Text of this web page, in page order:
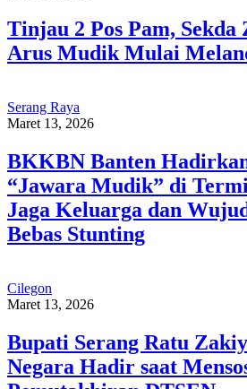
Tinjau 2 Pos Pam, Sekda
Arus Mudik Mulai
Serang Raya
Maret 13, 2026
BKKBN Banten
“Jawara Mudik” di
Jaga Keluarga dan
Bebas Stunting
Cilegon
Maret 13, 2026
Bupati Serang Ratu
Negara Hadir saat